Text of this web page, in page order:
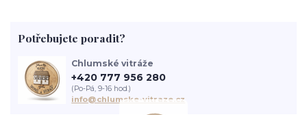
Potřebujete poradit?
Chlumské vitráže
+420 777 956 280
(Po-Pá, 9-16 hod.)
info@chlumske-vitraze.cz